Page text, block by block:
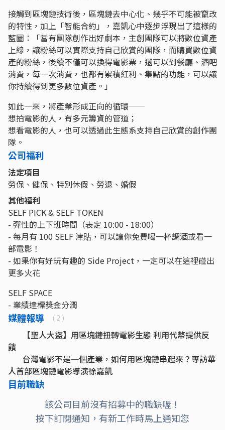
接觸到區塊鏈技術後，區塊鏈去中心化、幾乎不可能被竄改
的特性，加上「智能合約」，嘉凱心中逐步浮現出了這樣的
藍圖：「當有團隊創作出好劇本，主創團隊可以將數位資產
上線，讓粉絲可以實際支持自己欣賞的團隊，而購買數位資
產的粉絲，後續不僅可以換得電影票，還可以到餐廳、酒吧
消費，每一次消費，也都有累積紅利、集點的功能，可以讓
你持續得到更多數位資產。」
如此一來，將產業形成正向的循環──
想拍電影的人，有多元籌資的管道；
想看電影的人，也可以透過此生態系支持自己欣賞的創作團
隊。
公司福利
法定項目
勞保、健保、特別休假、勞退、婚假
其他福利
SELF PICK & SELF TOKEN
- 彈性的上下班時間（表定 10:00 - 18:00）
- 每月有 100 SELF 津貼，可以讓你免費喝一杯調酒或看一
部電影！
- 如果你有好玩有趣的 Side Project，一定可以在這裡碰出
更多火花
SELF SPACE
- 業績達標獎金分潤
媒體報導 ( 2 )
【聖人大盜】用區塊鏈扭轉電影生態 利用代幣提供反
饋
台灣電影不是一個產業，如何用區塊鏈串起來？專訪華
人首部區塊鏈電影導演徐嘉凱
目前職缺
該公司目前沒有招募中的職缺喔！
按下訂閱通知，有新工作時馬上通知您